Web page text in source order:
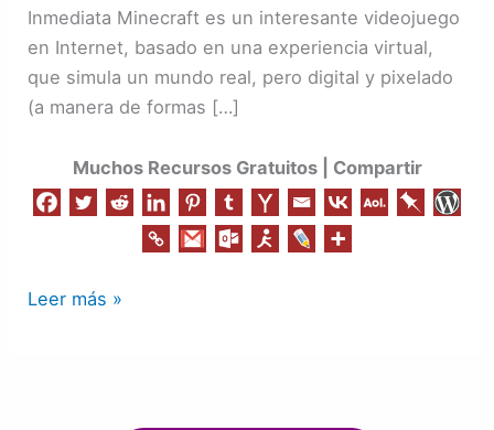
Inmediata Minecraft es un interesante videojuego
en Internet, basado en una experiencia virtual,
que simula un mundo real, pero digital y pixelado
(a manera de formas […]
Muchos Recursos Gratuitos | Compartir
Leer más »